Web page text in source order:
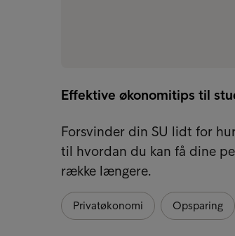
Effektive økonomitips til
Forsvinder din SU lidt for
til hvordan du kan få dine
række længere.
Privatøkonomi Opsparing